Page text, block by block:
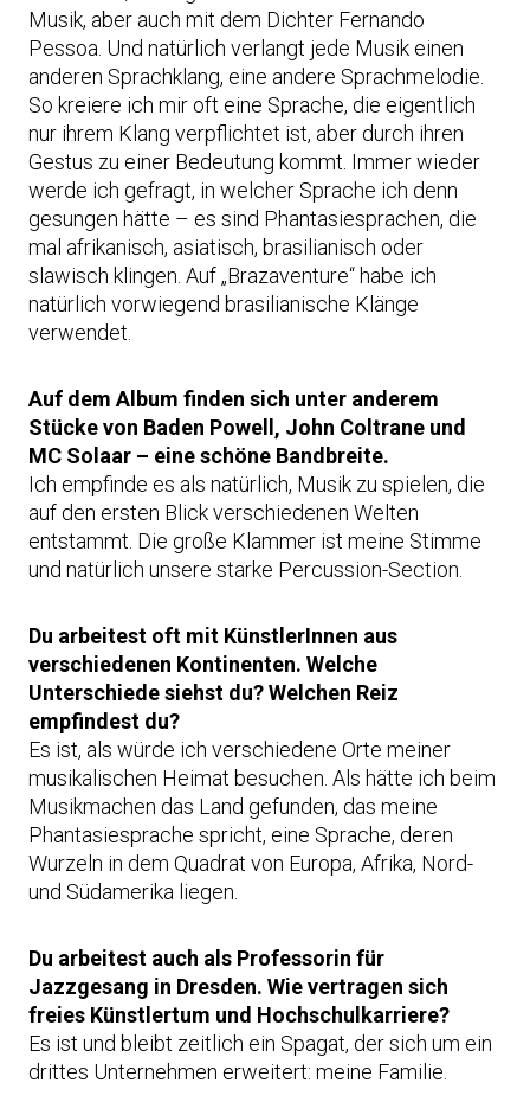
Musik, aber auch mit dem Dichter Fernando
Pessoa. Und natürlich verlangt jede Musik einen
anderen Sprachklang, eine andere Sprachmelodie.
So kreiere ich mir oft eine Sprache, die eigentlich
nur ihrem Klang verpflichtet ist, aber durch ihren
Gestus zu einer Bedeutung kommt. Immer wieder
werde ich gefragt, in welcher Sprache ich denn
gesungen hätte – es sind Phantasiesprachen, die
mal afrikanisch, asiatisch, brasilianisch oder
slawisch klingen. Auf „Brazaventure“ habe ich
natürlich vorwiegend brasilianische Klänge
verwendet.
Auf dem Album finden sich unter anderem
Stücke von Baden Powell, John Coltrane und
MC Solaar – eine schöne Bandbreite.
Ich empfinde es als natürlich, Musik zu spielen, die
auf den ersten Blick verschiedenen Welten
entstammt. Die große Klammer ist meine Stimme
und natürlich unsere starke Percussion-Section.
Du arbeitest oft mit KünstlerInnen aus
verschiedenen Kontinenten. Welche
Unterschiede siehst du? Welchen Reiz
empfindest du?
Es ist, als würde ich verschiedene Orte meiner
musikalischen Heimat besuchen. Als hätte ich beim
Musikmachen das Land gefunden, das meine
Phantasiesprache spricht, eine Sprache, deren
Wurzeln in dem Quadrat von Europa, Afrika, Nord-
und Südamerika liegen.
Du arbeitest auch als Professorin für
Jazzgesang in Dresden. Wie vertragen sich
freies Künstlertum und Hochschulkarriere?
Es ist und bleibt zeitlich ein Spagat, der sich um ein
drittes Unternehmen erweitert: meine Familie.